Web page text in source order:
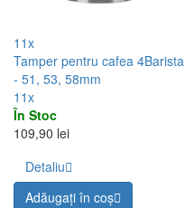
11x
Tamper pentru cafea 4Barista
- 51, 53, 58mm
11x
În Stoc
109,90 lei
Detaliu
Adăugați în coş